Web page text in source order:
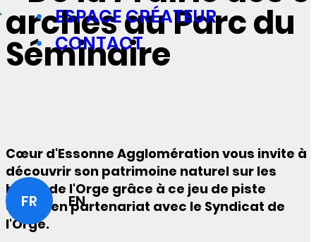
ESPACE CRÉATEUR
CONTACT
FR EN
arches au Parc du
Séminaire
Cœur d'Essonne Agglomération vous invite à
découvrir son patrimoine naturel sur les
bords de l'Orge grâce à ce jeu de piste
conçu en partenariat avec le Syndicat de
l'Orge.